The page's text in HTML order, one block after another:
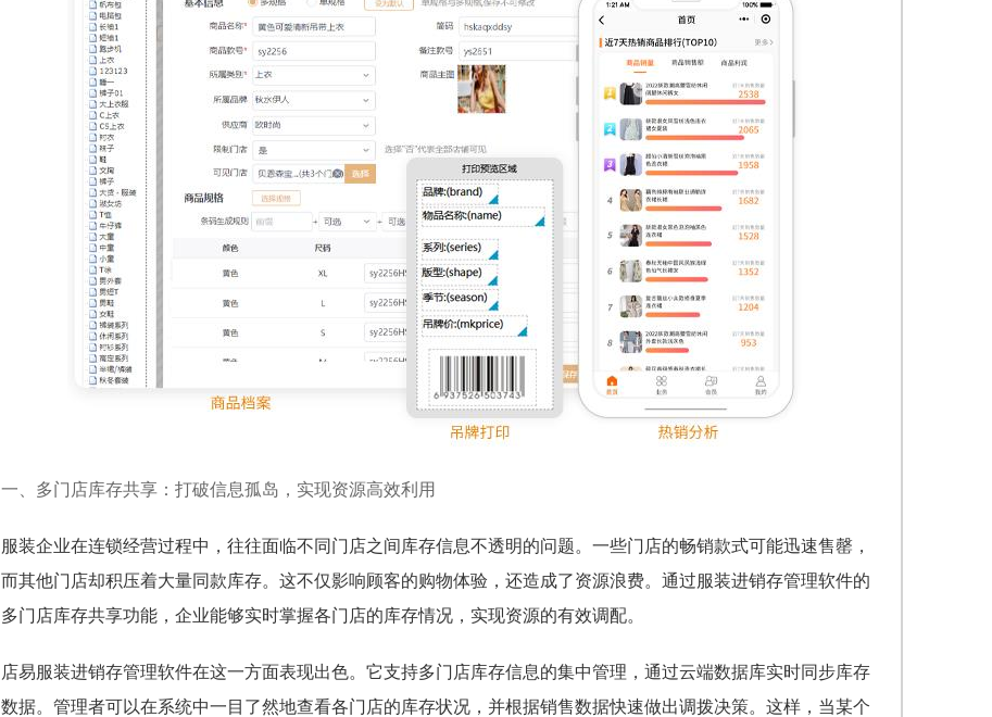
一、多门店库存共享：打破信息孤岛，实现资源高效利用
服装企业在连锁经营过程中，往往面临不同门店之间库存信息不透明的问题。一些门店的畅销款式可能迅速售罄，
而其他门店却积压着大量同款库存。这不仅影响顾客的购物体验，还造成了资源浪费。通过服装进销存管理软件的
多门店库存共享功能，企业能够实时掌握各门店的库存情况，实现资源的有效调配。
店易服装进销存管理软件在这一方面表现出色。它支持多门店库存信息的集中管理，通过云端数据库实时同步库存
数据。管理者可以在系统中一目了然地查看各门店的库存状况，并根据销售数据快速做出调拨决策。这样，当某个